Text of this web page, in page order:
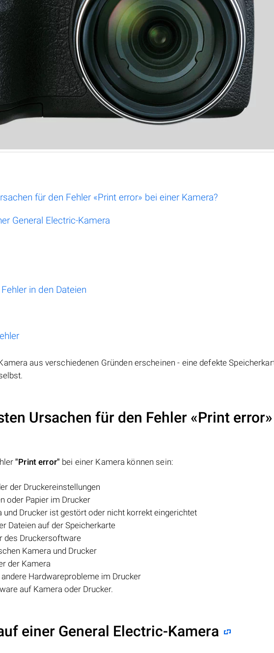
für den Fehler «Print error» bei einer Kamera?
General Electric-Kamera
in den Dateien
aus verschiedenen Gründen erscheinen - eine defekte
Ursachen für den Fehler «Print
"Print error" bei einer Kamera können sein:
der Druckereinstellungen
oder Papier im Drucker
und Drucker ist gestört oder nicht korrekt eingerichtet
Dateien auf der Speicherkarte
des Druckersoftware
Kamera und Drucker
der Kamera
Hardwareprobleme im Drucker
auf Kamera oder Drucker.
einer General Electric-Kamera